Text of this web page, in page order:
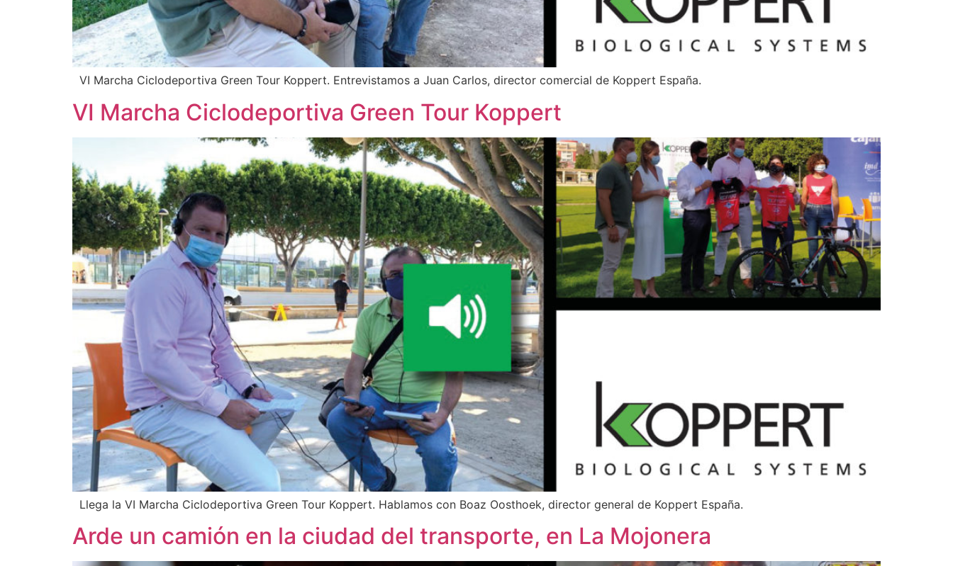
VI Marcha Ciclodeportiva Green Tour Koppert. Entrevistamos a Juan Carlos, director comercial de Koppert España.
VI Marcha Ciclodeportiva Green Tour Koppert
Llega la VI Marcha Ciclodeportiva Green Tour Koppert. Hablamos con Boaz Oosthoek, director general de Koppert España.
Arde un camión en la ciudad del transporte, en La Mojonera